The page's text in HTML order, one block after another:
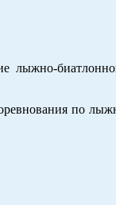
лыжно-
по